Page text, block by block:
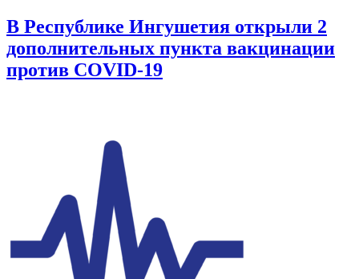
В Республике Ингушетия открыли 2
дополнительных пункта вакцинации
против COVID-19